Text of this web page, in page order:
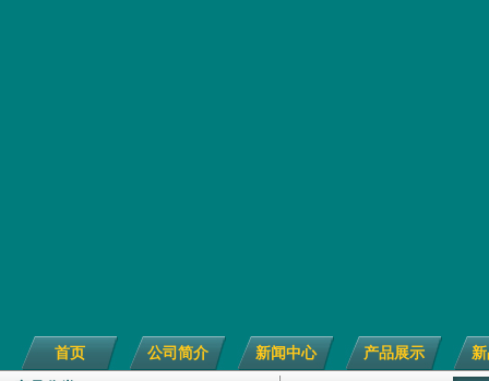
首页 公司简介 新闻中心 产品展示